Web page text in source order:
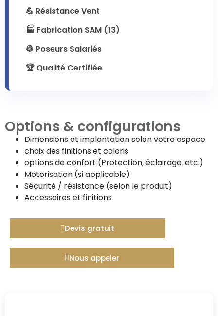
💪 Résistance Vent
🏭 Fabrication SAM (13)
👷 Poseurs Salariés
🏆 Qualité Certifiée
Options & configurations
Dimensions et implantation selon votre espace
choix des finitions et coloris
options de confort (Protection, éclairage, etc.)
Motorisation (si applicable)
Sécurité / résistance (selon le produit)
Accessoires et finitions
Devis gratuit
Nous appeler